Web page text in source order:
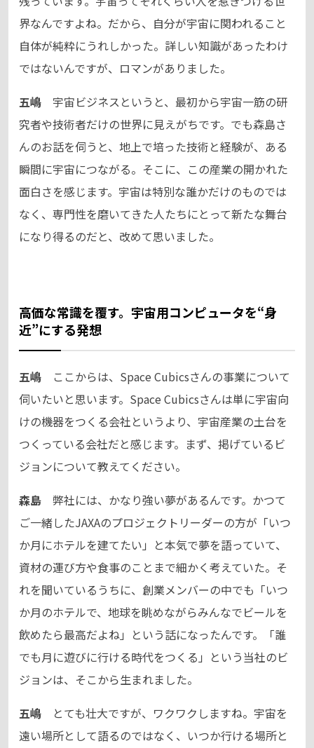
界なんですよね。だから、自分が宇宙に関われること
自体が純粋にうれしかった。詳しい知識があったわけ
ではないんですが、ロマンがありました。
五嶋 宇宙ビジネスというと、最初から宇宙一筋の研
究者や技術者だけの世界に見えがちです。でも森島さ
んのお話を伺うと、地上で培った技術と経験が、ある
瞬間に宇宙につながる。そこに、この産業の開かれた
面白さを感じます。宇宙は特別な誰かだけのものでは
なく、専門性を磨いてきた人たちにとって新たな舞台
になり得るのだと、改めて思いました。
高価な常識を覆す。宇宙用コンピュータを“身
近”にする発想
五嶋 ここからは、Space Cubicsさんの事業について
伺いたいと思います。Space Cubicsさんは単に宇宙向
けの機器をつくる会社というより、宇宙産業の土台を
つくっている会社だと感じます。まず、掲げているビ
ジョンについて教えてください。
森島 弊社には、かなり強い夢があるんです。かつて
ご一緒したJAXAのプロジェクトリーダーの方が「いつ
か月にホテルを建てたい」と本気で夢を語っていて、
資材の運び方や食事のことまで細かく考えていた。そ
れを聞いているうちに、創業メンバーの中でも「いつ
か月のホテルで、地球を眺めながらみんなでビールを
飲めたら最高だよね」という話になったんです。「誰
でも月に遊びに行ける時代をつくる」という当社のビ
ジョンは、そこから生まれました。
五嶋 とても壮大ですが、ワクワクしますね。宇宙を
遠い場所として語るのではなく、いつか行ける場所と